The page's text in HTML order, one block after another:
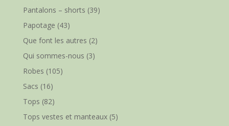
Pantalons – shorts (39)
Papotage (43)
Que font les autres (2)
Qui sommes-nous (3)
Robes (105)
Sacs (16)
Tops (82)
Tops vestes et manteaux(5)